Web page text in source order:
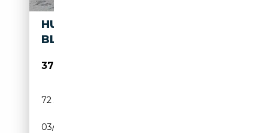
HUMMER H2 SUV 325CH
BLACK DIAMOND
37 990€
72 311 km
03/2006